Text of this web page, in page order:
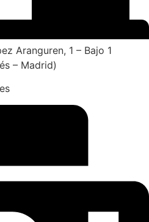
Aranguren, 1 – Bajo 1
– Madrid)